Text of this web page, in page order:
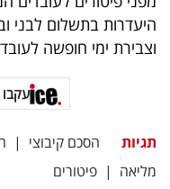
היעדרות בתשלום לבני
וצבירת ימי חופשה
עקבו
תגיות הסכם קיבוצי |
מליאה | פיטורים